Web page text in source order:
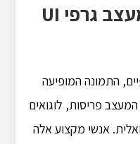
מעצב גרפי לעומת מעצב גרפי UI
התמונה המופיעה
פריסות, לוגואים
אנשי מקצוע אלה